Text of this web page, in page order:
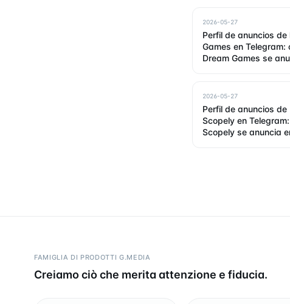
2026-05-27
Perfil de anuncios de
Games en Telegram:
Dream Games se
2026-05-27
Perfil de anuncios de
Scopely en
Scopely se anuncia
FAMIGLIA DI PRODOTTI G.MEDIA
Creiamo ciò che merita attenzione e fiducia.